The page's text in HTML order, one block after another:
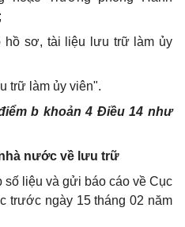
hồ sơ, tài liệu lưu trữ làm ủy
trữ làm ủy viên".
b khoản 4 Điều 14 như
nước về lưu trữ
số liệu và gửi báo cáo về Cục
trước ngày 15 tháng 02 năm